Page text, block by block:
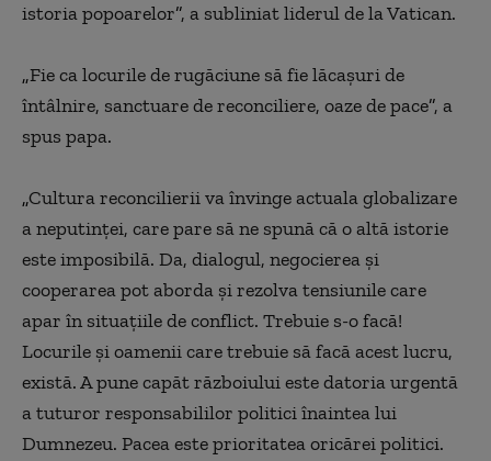
istoria popoarelor”, a subliniat liderul de la Vatican.
„Fie ca locurile de rugăciune să fie lăcaşuri de
întâlnire, sanctuare de reconciliere, oaze de pace”, a
spus papa.
„Cultura reconcilierii va învinge actuala globalizare
a neputinţei, care pare să ne spună că o altă istorie
este imposibilă. Da, dialogul, negocierea şi
cooperarea pot aborda şi rezolva tensiunile care
apar în situaţiile de conflict. Trebuie s-o facă!
Locurile şi oamenii care trebuie să facă acest lucru,
există. A pune capăt războiului este datoria urgentă
a tuturor responsabililor politici înaintea lui
Dumnezeu. Pacea este prioritatea oricărei politici.